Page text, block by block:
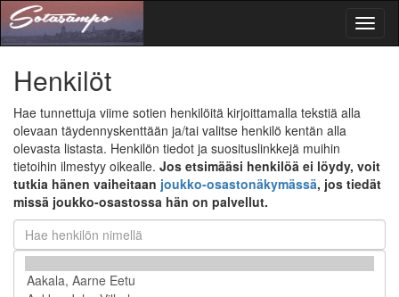
Henkilöt
Hae tunnettuja viime sotien henkilöitä kirjoittamalla tekstiä alla
olevaan täydennyskenttään ja/tai valitse henkilö kentän alla
olevasta listasta. Henkilön tiedot ja suosituslinkkejä muihin
tietoihin ilmestyy oikealle. Jos etsimääsi henkilöä ei löydy, voit
tutkia hänen vaiheitaan joukko-osastonäkymässä, jos tiedät
missä joukko-osastossa hän on palvellut.